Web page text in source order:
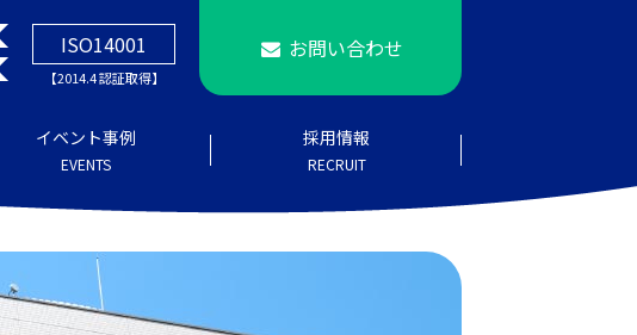
ISO14001
【2014.4 認証取得】
お問い合わせ
イベント事例
EVENTS
採用情報
RECRUIT